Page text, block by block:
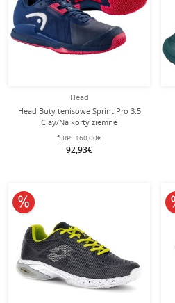
Head
Head Buty tenisowe Sprint Pro 3.5
Clay/Na korty ziemne
ciemnoniebieskie Damskie
fSRP: 160,00€
92,93€
10% obniżone